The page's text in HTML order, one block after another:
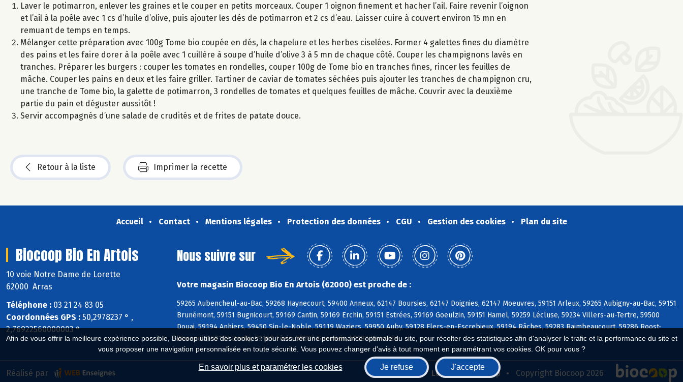
Afin de vous offrir la meilleure expérience possible, Biocoop utilise des cookies : pour assurer une performance optimale du site, pour récolter des statistiques afin d'analyser le trafic et la performance du site et
vous proposer une navigation personnalisée en toute sécurité. Vous pouvez changer d'avis à tout moment en paramétrant vos cookies. OK pour vous ?
En savoir plus et paramétrer les cookies Je refuse J'accepte
Laver le potimarron, enlever les graines et le couper en petits morceaux. Couper 1 oignon finement et hacher l’ail. Faire revenir l’oignon
et l’ail à la poêle avec 1 cs d’huile d’olive, puis ajouter les dés de potimarron et 2 cs d’eau. Laisser cuire à couvert environ 15 mn en
remuant de temps en temps.
Mélanger cette préparation avec 100g Tome bio coupée en dés, la chapelure et les herbes ciselées. Former 4 galettes fines du diamètre
des pains et les faire dorer à la poêle avec 1 cuillère à soupe d’huile d’olive 3 à 5 mn de chaque côté. Couper les champignons lavés en
tranches. Préparer les burgers : couper les tomates en rondelles, couper 100g de Tome bio en tranches fines, rincer les feuilles de
mâche. Couper les pains en deux et les faire griller. Tartiner de caviar de tomates séchées puis ajouter les tranches de champignon cru,
une tranche de Tome bio, la galette de potimarron, 3 rondelles de tomates et quelques feuilles de mâche. Couvrir avec la deuxième
partie du pain et déguster aussitôt !
Servir accompagnés d’une salade de crudités et de frites de patate douce.
Retour à la liste Imprimer la recette
Accueil Contact Mentions légales Protection des données CGU Gestion des cookies Plan du site
Biocoop Bio En Artois
10 voie Notre Dame de Lorette
62000 Arras
Téléphone : 03 21 24 83 05
Coordonnées GPS : 50,2978237 ° ,
2,76922560000003 °
Nous suivre sur
Votre magasin Biocoop Bio En Artois (62000) est proche de :
59265 Aubencheul-au-Bac, 59268 Haynecourt, 59400 Anneux, 62147 Boursies, 62147 Doignies, 62147 Moeuvres, 59151 Arleux, 59265 Aubigny-au-Bac, 59151
Brunémont, 59151 Bugnicourt, 59169 Cantin, 59169 Erchin, 59151 Estrées, 59169 Goeulzin, 59151 Hamel, 59259 Lécluse, 59234 Villers-au-Tertre, 59500
Douai, 59194 Anhiers, 59450 Sin-le-Noble, 59119 Waziers, 59950 Auby, 59128 Flers-en-Escrebieux, 59194 Râches, 59283 Raimbeaucourt, 59286 Roost-
Warendin, 59187 Dechy, 59169 Férin, 59287 Guesnain, 59287 Lewarde
Biocoop.fr Le réseau Biocoop Copyright Biocoop 2026
Réalisé par